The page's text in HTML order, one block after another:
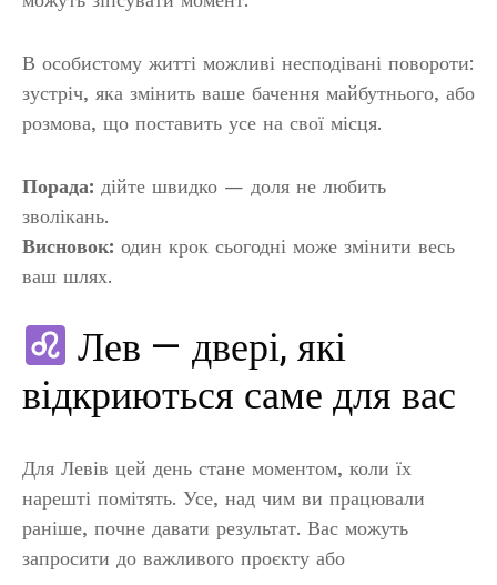
В особистому житті можливі несподівані повороти:
зустріч, яка змінить ваше бачення майбутнього, або
розмова, що поставить усе на свої місця.
Порада: дійте швидко — доля не любить
зволікань.
Висновок: один крок сьогодні може змінити весь
ваш шлях.
Лев — двері, які
відкриються саме для вас
Для Левів цей день стане моментом, коли їх
нарешті помітять. Усе, над чим ви працювали
раніше, почне давати результат. Вас можуть
запросити до важливого проєкту або